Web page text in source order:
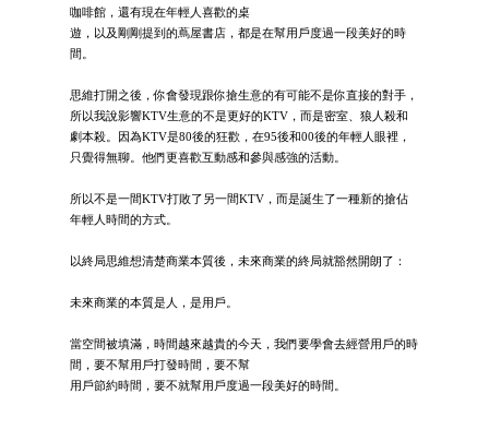
咖啡館，還有現在年輕人喜歡的桌
遊，以及剛剛提到的蔦屋書店，都是在幫用戶度過一段美好的時
間。
思維打開之後，你會發現跟你搶生意的有可能不是你直接的對手，
所以我說影響KTV生意的不是更好的KTV，而是密室、狼人殺和
劇本殺。因為KTV是80後的狂歡，在95後和00後的年輕人眼裡，
只覺得無聊。他們更喜歡互動感和參與感強的活動。
所以不是一間KTV打敗了另一間KTV，而是誕生了一種新的搶佔
年輕人時間的方式。
以終局思維想清楚商業本質後，未來商業的終局就豁然開朗了：
未來商業的本質是人，是用戶。
當空間被填滿，時間越來越貴的今天，我們要學會去經營用戶的時
間，要不幫用戶打發時間，要不幫
用戶節約時間，要不就幫用戶度過一段美好的時間。